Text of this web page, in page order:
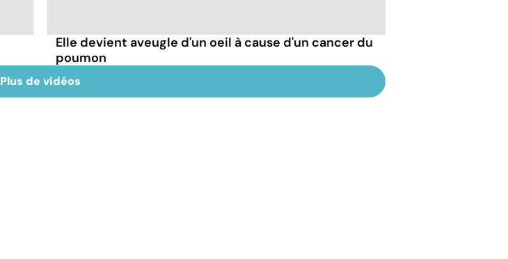
Elle devient aveugle d'un oeil à cause d'un cancer du
poumon
Plus de vidéos